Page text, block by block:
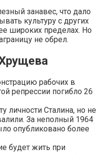
занавес, что дало
культуру с других
широких пределах. Но
не обрел.
рабочих в
репрессии погибло 26
личности Сталина, но не
За неполный 1964
опубликовано более
будет жить при